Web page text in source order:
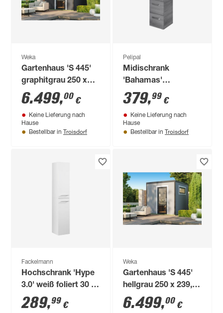
Weka
Gartenhaus 'S 445'
graphitgrau 250 x
239,4 x 250 cm
6.499,00 €
Keine Lieferung nach
Hause
Bestellbar in Troisdorf
Pelipal
Midischrank
'Bahamas'
dunkelgrau foliert 30
x 121 x 33 cm
379,99 €
Keine Lieferung nach
Hause
Bestellbar in Troisdorf
Fackelmann
Hochschrank 'Hype
3.0' weiß foliert 30 x
162 x 32 cm
289,99 €
Weka
Gartenhaus 'S 445'
hellgrau 250 x 239,4
x 250 cm
6.499,00 €